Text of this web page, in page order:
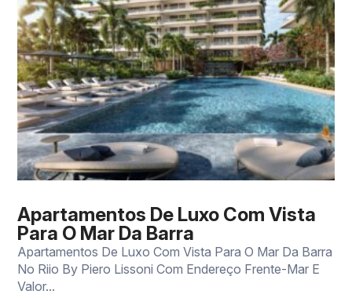
Apartamentos De Luxo Com Vista
Para O Mar Da Barra
Apartamentos De Luxo Com Vista Para O Mar Da Barra
No Riio By Piero Lissoni Com Endereço Frente-Mar E
Valor...